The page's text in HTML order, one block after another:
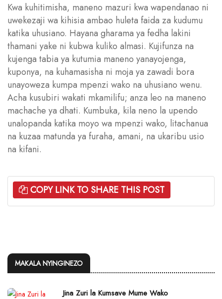
Kwa kuhitimisha, maneno mazuri kwa wapendanao ni
uwekezaji wa kihisia ambao huleta faida za kudumu
katika uhusiano. Hayana gharama ya fedha lakini
thamani yake ni kubwa kuliko almasi. Kujifunza na
kujenga tabia ya kutumia maneno yanayojenga,
kuponya, na kuhamasisha ni moja ya zawadi bora
unayoweza kumpa mpenzi wako na uhusiano wenu.
Acha kusubiri wakati mkamilifu; anza leo na maneno
machache ya dhati. Kumbuka, kila neno la upendo
unalopanda katika moyo wa mpenzi wako, litachanua
na kuzaa matunda ya furaha, amani, na ukaribu usio
na kifani.
COPY LINK TO SHARE THIS POST
MAKALA NYINGINEZO
Jina Zuri la Kumsave Mume Wako